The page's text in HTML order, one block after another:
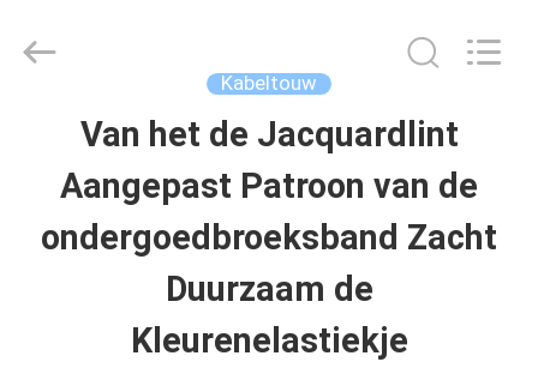
THUIS
PRODUCTEN
Accessories
Co.,Ltd.
Kabeltouw
Van het de Jacquardlint
Aangepast Patroon van de
ondergoedbroeksband Zacht
Duurzaam de
Kleurenelastiekje